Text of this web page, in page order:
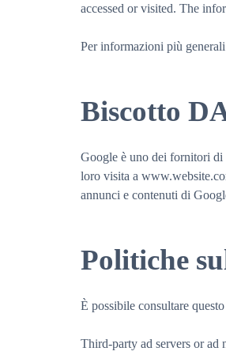
accessed or visited. The
Per informazioni più
Biscotto
Google è uno dei fornitori
loro visita a
annunci e contenuti di
Politiche
È possibile consultare
Third-party ad servers or ad